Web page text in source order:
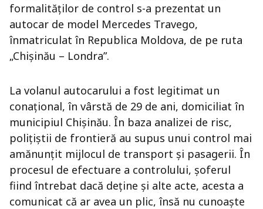
formalităților de control s-a prezentat un
autocar de model Mercedes Travego,
înmatriculat în Republica Moldova, de pe ruta
„Chișinău – Londra”.
La volanul autocarului a fost legitimat un
conațional, în vârstă de 29 de ani, domiciliat în
municipiul Chișinău. În baza analizei de risc,
polițiștii de frontieră au supus unui control mai
amănunțit mijlocul de transport și pasagerii. În
procesul de efectuare a controlului, șoferul
fiind întrebat dacă deține și alte acte, acesta a
comunicat că ar avea un plic, însă nu cunoaște